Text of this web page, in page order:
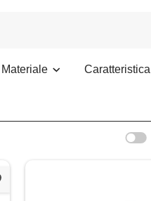
Materiale Caratteristica